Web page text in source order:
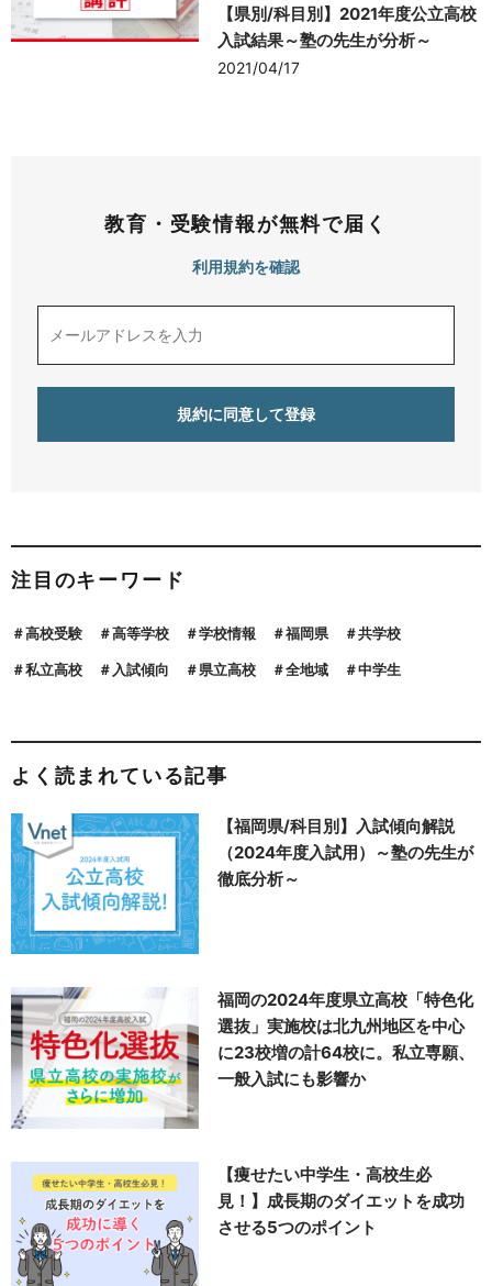
【県別/科目別】2021年度公立高校
入試結果～塾の先生が分析～
2021/04/17
教育・受験情報が無料で届く
利用規約を確認
注目のキーワード
高校受験 高等学校 学校情報 福岡県 共学校
私立高校 入試傾向 県立高校 全地域 中学生
よく読まれている記事
【福岡県/科目別】入試傾向解説
（2024年度入試用）～塾の先生が
徹底分析～
福岡の2024年度県立高校「特色化
選抜」実施校は北九州地区を中心
に23校増の計64校に。私立専願、
一般入試にも影響か
【痩せたい中学生・高校生必
見！】成長期のダイエットを成功
させる5つのポイント